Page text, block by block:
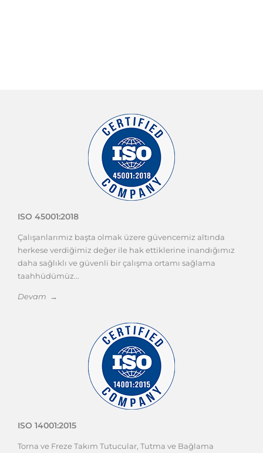
ISO 45001:2018
Çalışanlarımız başta olmak üzere güvencemiz altında
herkese verdiğimiz değer ile hak ettiklerine inandığımız
daha sağlıklı ve güvenli bir çalışma ortamı sağlama
taahhüdümüz...
Devam →
ISO 14001:2015
Torna ve Freze Takım Tutucular, Tutma ve Bağlama